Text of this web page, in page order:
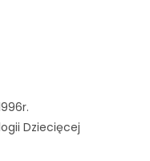
Dziecięcej